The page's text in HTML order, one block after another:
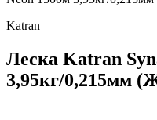
Katran
Леска Katran
3,95кг/0,215мм